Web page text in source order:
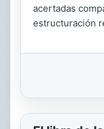
acertadas
estructuración